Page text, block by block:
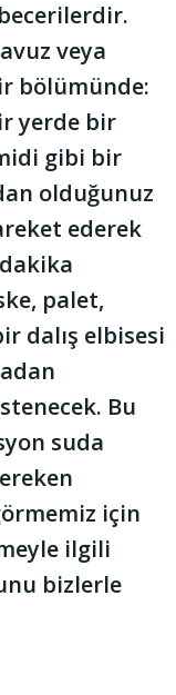
veya
bölümünde:
yerde bir
gibi bir
olduğunuz
ederek
palet,
dalış elbisesi
Bu
suda
için
ilgili
bizlerle